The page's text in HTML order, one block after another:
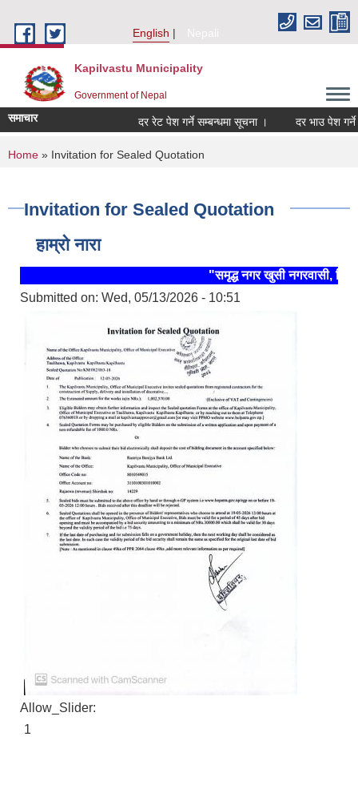
English
Nepali
Kapilvastu Municipality
Government of Nepal
समाचार दर रेट पेश गर्ने सम्बन्धमा सूचना । दर भाउ पेश गर्ने
You are here
Home » Invitation for Sealed Quotation
Invitation for Sealed Quotation
हाम्रो नारा
"समृद्ध नगर खुसी नगरवासी, स्थिर
Submitted on: Wed, 05/13/2026 - 10:51
Allow_Slider:
1